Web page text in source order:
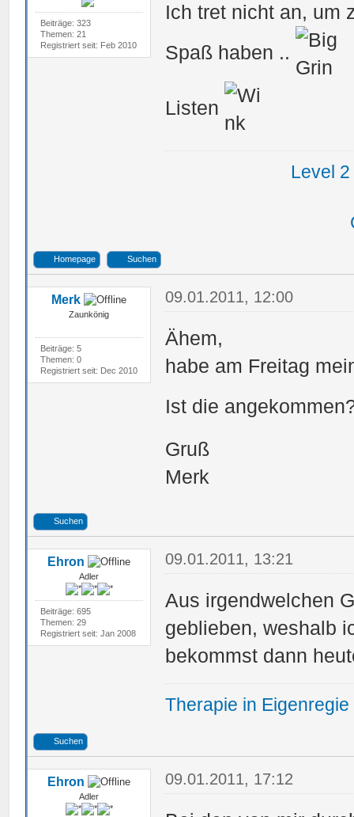
Beiträge: 323
Themen: 21
Registriert seit: Feb 2010
Ich tret nicht an, um
Spaß haben ..
Listen
Level
Homepage Suchen
Merk
Zaunkönig
Beiträge: 5
Themen: 0
Registriert seit: Dec 2010
09.01.2011, 12:00
Ähem,
habe am Freitag
Ist die
Gruß
Merk
Suchen
Ehron
Adler
Beiträge: 695
Themen: 29
Registriert seit: Jan 2008
09.01.2011, 13:21
Aus irgendwelchen
geblieben, weshalb
bekommst dann
Therapie in
Suchen
Ehron
Adler
09.01.2011, 17:12